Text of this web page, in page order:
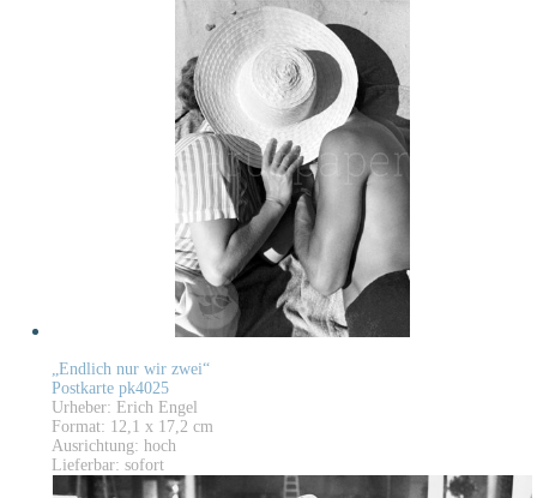
„Endlich nur wir zwei“
Postkarte pk4025
Urheber: Erich Engel
Format: 12,1 x 17,2 cm
Ausrichtung: hoch
Lieferbar: sofort